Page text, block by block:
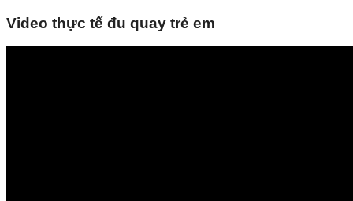
Video thực tế đu quay trẻ em